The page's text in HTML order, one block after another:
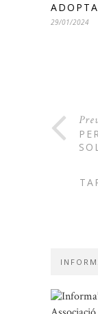
29/01/2024